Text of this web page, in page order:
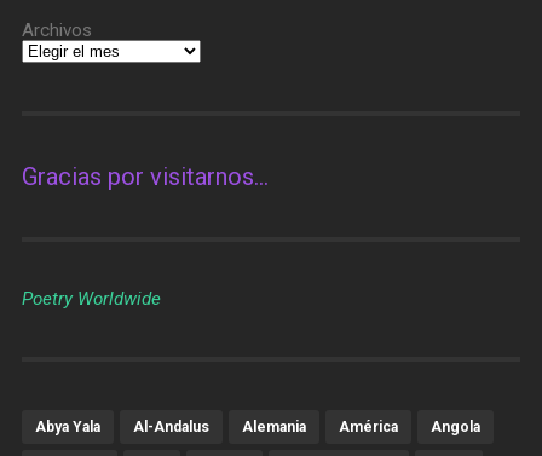
Archivos
Gracias por visitarnos…
Poetry Worldwide
Abya Yala Al-Andalus Alemania América Angola